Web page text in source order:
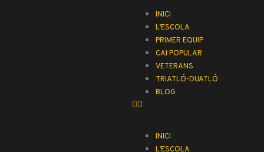
INICI
L’ESCOLA
PRIMER EQUIP
CAI POPULAR
VETERANS
TRIATLÓ-DUATLÓ
BLOG
INICI
L’ESCOLA